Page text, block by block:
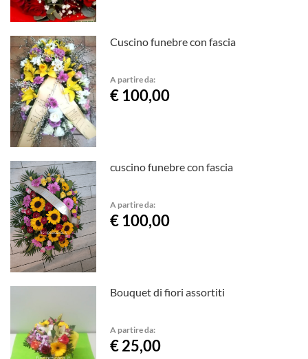
Cuscino funebre con fascia
A partire da:
€ 100,00
cuscino funebre con fascia
A partire da:
€ 100,00
Bouquet di fiori assortiti
A partire da:
€ 25,00